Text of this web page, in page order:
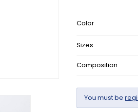
Color
Sizes
Composition
You must be